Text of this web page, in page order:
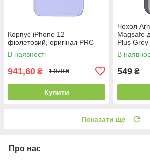
Корпус iPhone 12
фіолетовий, оригінал PRC
В наявності
941,60 ₴ 1 070 ₴
Купити
Чохол
Magsafe
Plus
В
549 ₴
Показати ще
Про нас